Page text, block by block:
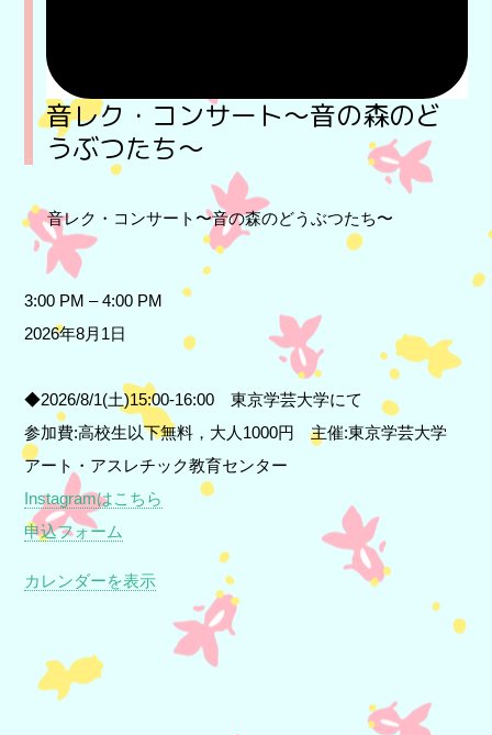
音レク・コンサート〜音の森のど
うぶつたち〜
音レク・コンサート〜音の森のどうぶつたち〜
3:00 PM –4:00 PM
2026年8月1日
◆2026/8/1(土)15:00-16:00 東京学芸大学にて
参加費:高校生以下無料，大人1000円 主催:東京学芸大学
アート・アスレチック教育センター
Instagramはこちら
申込フォーム
カレンダーを表示